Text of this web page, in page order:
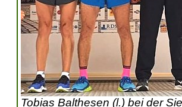
Tobias Balthesen (l.) bei der